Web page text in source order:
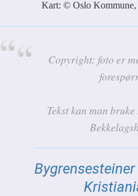
Kart: © Oslo Kommune,
Copyright: foto er
Tekst kan man